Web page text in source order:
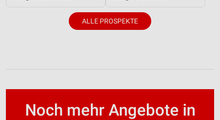
ALLE PROSPEKTE
Noch mehr Angebote in